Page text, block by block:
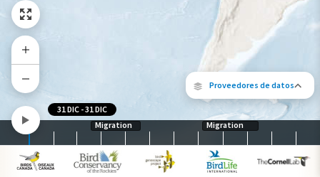
Proveedores de datos
Los siguientes socios contribuyeron
Migration Migration
31 DIC -31 DIC